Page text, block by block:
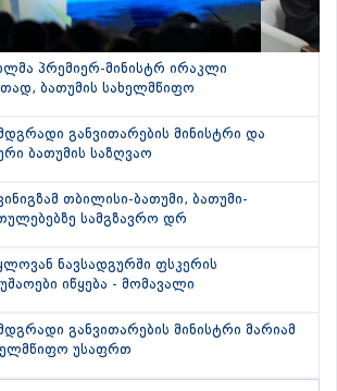
პრემიერ-მინისტრ ირაკლი
ბათუმის სახელმწიფო
განვითარების მინისტრი და
ბათუმის საზღვაო
თბილისი-ბათუმი, ბათუმი-
სამგზავრო დრ
ნავსადგურში ფსკერის
იწყება - მომავალი
განვითარების მინისტრი მარიამ
უსაფრთ